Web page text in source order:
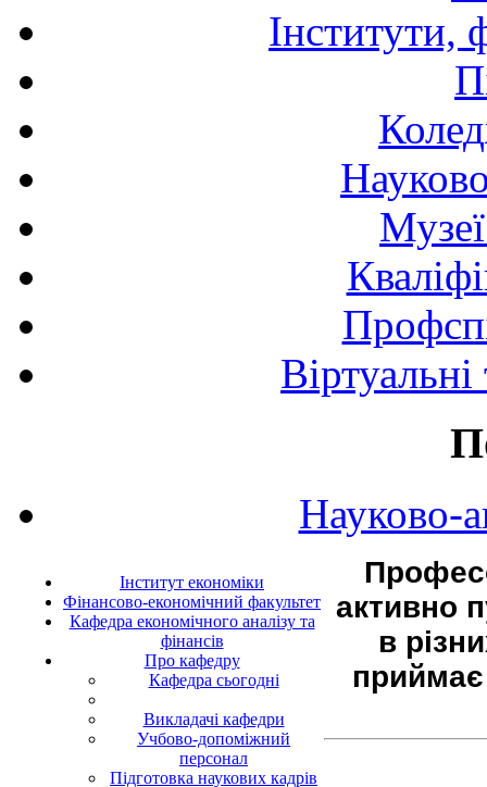
Інститути,
Науково-
Інститут економіки
Фінансово-економічний факультет
Кафедра економічного аналізу та
фінансів
Про кафедру
Кафедра сьогодні
Викладачі кафедри
Учбово-допоміжний
персонал
Підготовка наукових кадрів
активно
в
приймає